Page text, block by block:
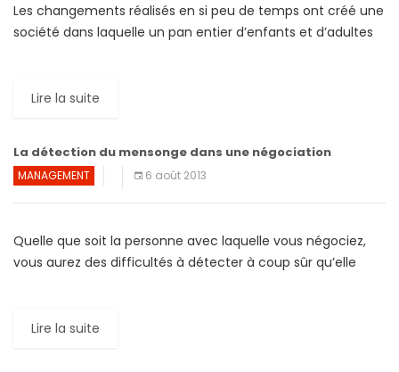
Les changements réalisés en si peu de temps ont créé une
société dans laquelle un pan entier d’enfants et d’adultes
Lire la suite
La détection du mensonge dans une négociation
MANAGEMENT 6 août 2013
Quelle que soit la personne avec laquelle vous négociez,
vous aurez des difficultés à détecter à coup sûr qu’elle
Lire la suite